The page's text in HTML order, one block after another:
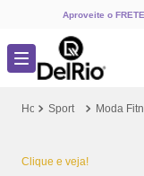
Aproveite o
Sport
Clique e veja!